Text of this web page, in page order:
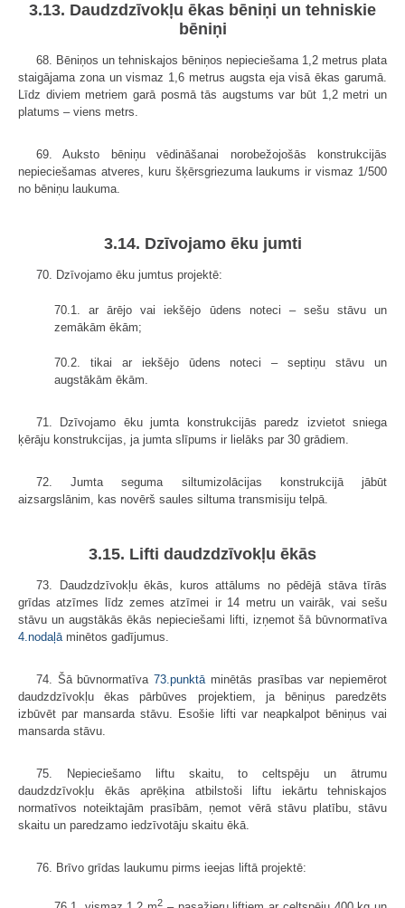
3.13. Daudzdzīvokļu ēkas bēniņi un tehniskie
bēniņi
68. Bēniņos un tehniskajos bēniņos nepieciešama 1,2 metrus plata
staigājama zona un vismaz 1,6 metrus augsta eja visā ēkas garumā.
Līdz diviem metriem garā posmā tās augstums var būt 1,2 metri un
platums – viens metrs.
69. Auksto bēniņu vēdināšanai norobežojošās konstrukcijās
nepieciešamas atveres, kuru šķērsgriezuma laukums ir vismaz 1/500
no bēniņu laukuma.
3.14. Dzīvojamo ēku jumti
70. Dzīvojamo ēku jumtus projektē:
70.1. ar ārējo vai iekšējo ūdens noteci – sešu stāvu un
zemākām ēkām;
70.2. tikai ar iekšējo ūdens noteci – septiņu stāvu un
augstākām ēkām.
71. Dzīvojamo ēku jumta konstrukcijās paredz izvietot sniega
ķērāju konstrukcijas, ja jumta slīpums ir lielāks par 30 grādiem.
72. Jumta seguma siltumizolācijas konstrukcijā jābūt
aizsargslānim, kas novērš saules siltuma transmisiju telpā.
3.15. Lifti daudzdzīvokļu ēkās
73. Daudzdzīvokļu ēkās, kuros attālums no pēdējā stāva tīrās
grīdas atzīmes līdz zemes atzīmei ir 14 metru un vairāk, vai sešu
stāvu un augstākās ēkās nepieciešami lifti, izņemot šā būvnormatīva
4.nodaļā minētos gadījumus.
74. Šā būvnormatīva73.punktā minētās prasības var nepiemērot
daudzdzīvokļu ēkas pārbūves projektiem, ja bēniņus paredzēts
izbūvēt par mansarda stāvu. Esošie lifti var neapkalpot bēniņus vai
mansarda stāvu.
75. Nepieciešamo liftu skaitu, to celtspēju un ātrumu
daudzdzīvokļu ēkās aprēķina atbilstoši liftu iekārtu tehniskajos
normatīvos noteiktajām prasībām, ņemot vērā stāvu platību, stāvu
skaitu un paredzamo iedzīvotāju skaitu ēkā.
76. Brīvo grīdas laukumu pirms ieejas liftā projektē:
2